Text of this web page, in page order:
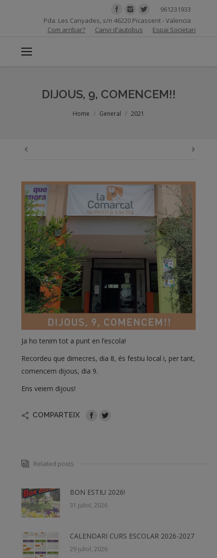
961231933
Pda. Les Canyades, s/n 46220 Picassent - Valencia
Com arribar?
Canvi d'autobus Espai Societari
DIJOUS, 9, COMENCEM!!
Home General 2021
Ja ho tenim tot a punt en l’escola!
Recordeu que dimecres, dia 8, és festiu local i, per tant,
comencem dijous, dia 9.
Ens veiem dijous!
COMPARTEIX
Related posts
BON ESTIU 2026!
31 juliol, 2026
CALENDARI CURS ESCOLAR 2026-2027
29 juliol, 2026